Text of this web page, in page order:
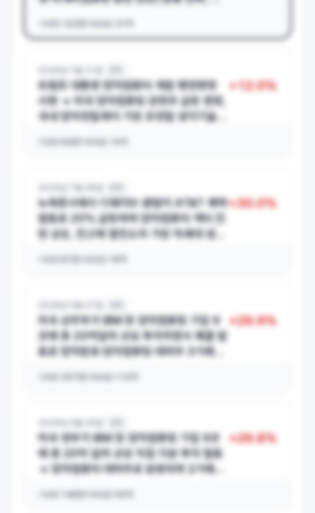
인 엣지큐(EdgeQ) 전략적 투자 추진으로
전고체 열전소자 기반 차세대 냉각 솔루션
트럼프 대통령 양자컴퓨터 개발 행정명령
서명 → 미국 양자컴퓨팅 관련주 급등 영향,
국내 양자정밀제어 기반 초정밀 냉각기술
+ 12.0%
뉴욕증시에서 디웨이브 퀀텀이 AT&T 계약
발표로 20% 급등하며 양자컴퓨터 섹터 전
반 상승, 전고체 열전소자 기반 차세대 냉각
+30.0%
미국 상무부가 IBM 등 양자컴퓨팅 기업 9
곳에 총 20억달러 규모 투자의향서 체결 발
표로 양자암호·양자컴퓨팅 테마주 3거래일
+29.9%
미국 정부가 IBM 등 양자컴퓨팅 기업 9곳
에 총 20억 달러 규모 직접 지분 투자 발표
→ 양자컴퓨터 테마주로 분류되며 2거래일
+29.8%